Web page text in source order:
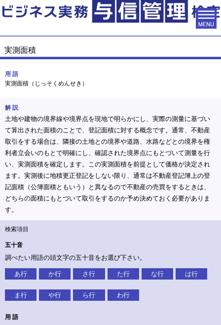
実測面積
用 語
実測面積（じっそくめんせき）
解 説
土地や建物の境界線や境界点を現地で明らかにし、実際の測量に基づい
て算出された面積のことで、登記面積に対する概念です。通常、不動産
取引をする場合は、隣接の土地との境界や道路、水路などとの境界を権
利者立会いのもとで明確にし、確認された境界点にもとづいて測量を行
い、実測面積を確定します。この実測面積を前提として価格が決定され
ます。実測後に地積更正登記をしない限り、通常は不動産登記簿上の登
記面積（公簿面積ともいう）と異なるので不動産の売買をするときは、
どちらの面積にもとづいて取引をするのか予め決めておく必要がありま
す。
検索項目
五十音
調べたい用語の頭文字の五十音をお選び下さい。
あ行 か行 さ行 た行 な行 は行
ま行 や行 ら行 わ行
用 語